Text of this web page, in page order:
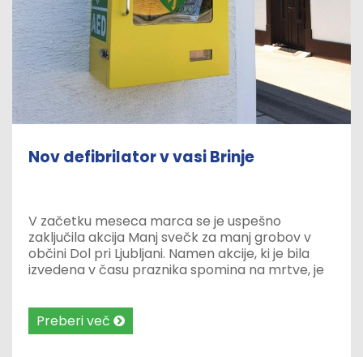
Nov defibrilator v vasi Brinje
V začetku meseca marca se je uspešno
zaključila akcija Manj svečk za manj grobov v
občini Dol pri Ljubljani. Namen akcije, ki je bila
izvedena v času praznika spomina na mrtve, je
nakup defibrilatorja, ki je sedaj že nameščen v
vasi Brinje.
Preberi več